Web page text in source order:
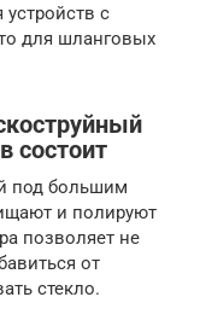
с
для шланговых
состоит
под большим
и полируют
позволяет не
от
стекло.